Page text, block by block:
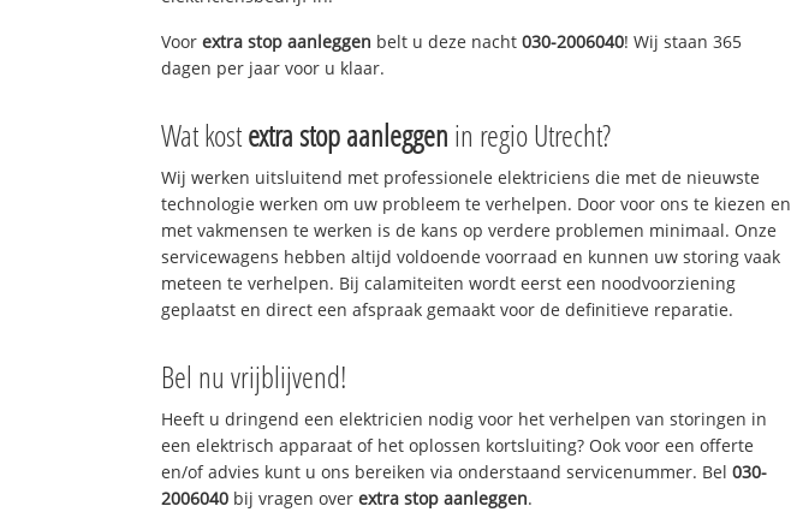
Voorextra stop aanleggen belt u deze nacht030-2006040! Wij staan 365
dagen per jaar voor u klaar.
Wat kostextra stop aanleggen in regio Utrecht?
Wij werken uitsluitend met professionele elektriciens die met de nieuwste
technologie werken om uw probleem te verhelpen. Door voor ons te kiezen en
met vakmensen te werken is de kans op verdere problemen minimaal. Onze
servicewagens hebben altijd voldoende voorraad en kunnen uw storing vaak
meteen te verhelpen. Bij calamiteiten wordt eerst een noodvoorziening
geplaatst en direct een afspraak gemaakt voor de definitieve reparatie.
Bel nu vrijblijvend!
Heeft u dringend een elektricien nodig voor het verhelpen van storingen in
een elektrisch apparaat of het oplossen kortsluiting? Ook voor een offerte
en/of advies kunt u ons bereiken via onderstaand servicenummer. Bel030-
2006040 bij vragen overextra stop aanleggen.